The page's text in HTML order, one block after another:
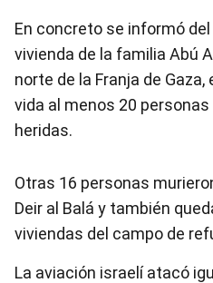
En concreto se informó
vivienda de la familia Abú
norte de la Franja de Gaza,
vida al menos 20
heridas.
Otras 16 personas
Deir al Balá y también
viviendas del campo de
La aviación israelí atacó